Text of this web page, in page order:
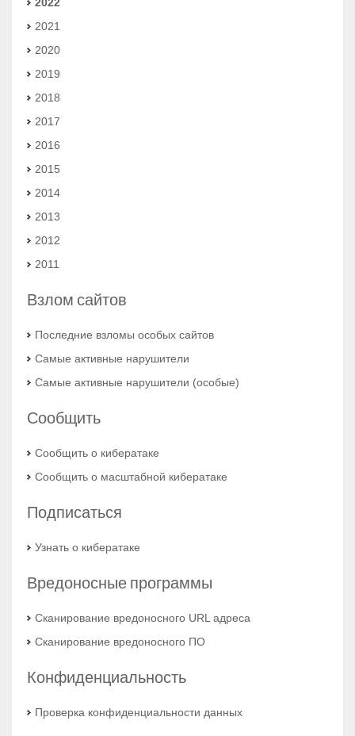
2021
2020
2019
2018
2017
2016
2015
2014
2013
2012
2011
Взлом сайтов
Последние взломы особых сайтов
Самые активные нарушители
Самые активные нарушители (особыe)
Сообщить
Сообщить о кибератаке
Сообщить о масштабной кибератаке
Подписаться
Узнать о кибератаке
Вредоносные программы
Сканирование вредоносного URL адреса
Сканирование вредоносного ПО
Конфиденциальность
Проверка конфиденциальности данных